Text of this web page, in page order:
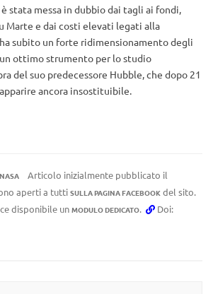
stata messa in dubbio dai tagli ai fondi,
Marte e dai costi elevati legati alla
subito un forte ridimensionamento degli
ottimo strumento per lo studio
del suo predecessore Hubble, che dopo 21
ancora insostituibile.
NASA
Articolo inizialmente pubblicato il
aperti a tuttiSULLA PAGINA FACEBOOKdel sito.
disponibile un MODULO DEDICATO. Doi: